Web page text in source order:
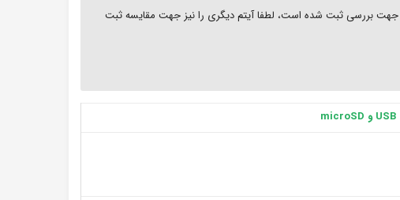
جهت بررسی ثبت شده است، لطفا آیتم دیگری را نیز جهت مقایسه ثبت